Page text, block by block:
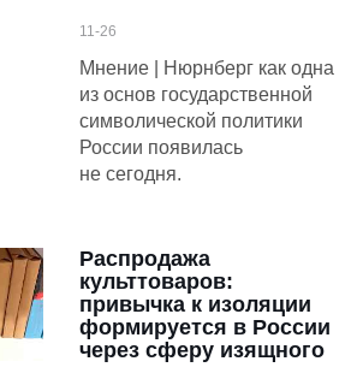
11-26
Мнение | Нюрнберг как одна
из основ государственной
символической политики
России появилась
не сегодня.
Распродажа
культтоваров:
привычка к изоляции
формируется в России
через сферу изящного